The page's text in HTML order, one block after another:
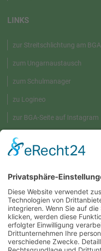
LINKS
zur Streitschlichtung am BGA
zum Ungarnaustausch
zum Schulmanager
zu Logineo
zur BGA-Seite auf Instagram
GRÜNE UMWELT-BOX